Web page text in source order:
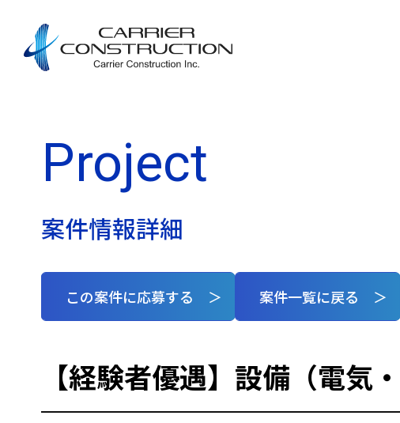
Project
案件情報詳細
この案件に応募する ＞ 案件一覧に戻る ＞
【経験者優遇】設備（電気